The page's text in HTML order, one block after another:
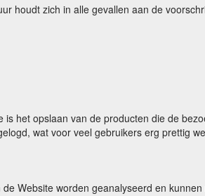
houdt zich in alle gevallen aan de
het opslaan van de producten die de
wat voor veel gebruikers erg prettig
Website worden geanalyseerd en